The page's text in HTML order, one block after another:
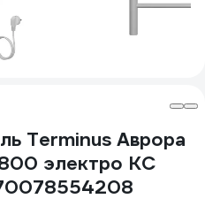
Terminus Аврора
электро КС